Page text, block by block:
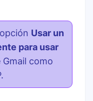
Usar un
para usar
Gmail como